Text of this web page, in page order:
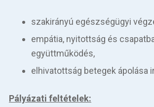
szakirányú egészségügyi
empátia, nyitottság és
együttműködés,
elhivatottság betegek ápolása
Pályázati feltételek: